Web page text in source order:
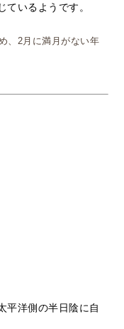
ているようです。
、2月に満月がない年
平洋側の半日陰に自